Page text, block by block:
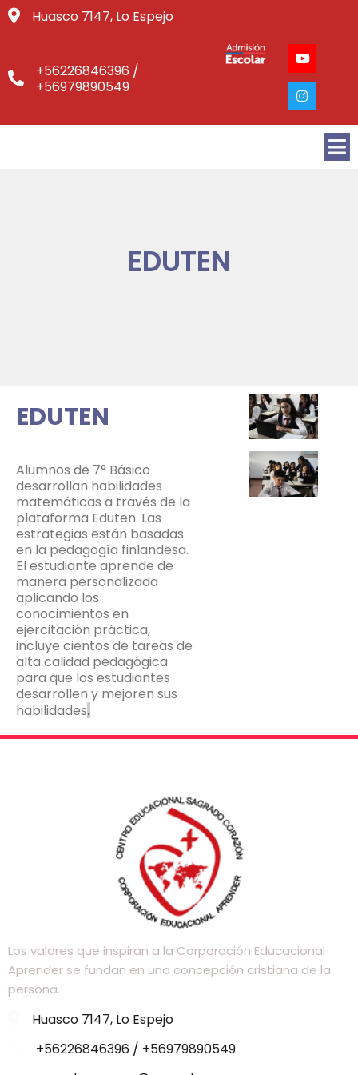
Huasco 7147, Lo Espejo
+56226846396 /
+56979890549
EDUTEN
EDUTEN
Alumnos de 7° Básico
desarrollan habilidades
matemáticas a través de la
plataforma Eduten. Las
estrategias están basadas
en la pedagogía finlandesa.
El estudiante aprende de
manera personalizada
aplicando los
conocimientos en
ejercitación práctica,
incluye cientos de tareas de
alta calidad pedagógica
para que los estudiantes
desarrollen y mejoren sus
habilidades.
Los valores que inspiran a la Corporación Educacional
Aprender se fundan en una concepción cristiana de la
persona.
Huasco 7147, Lo Espejo
+56226846396 / +56979890549